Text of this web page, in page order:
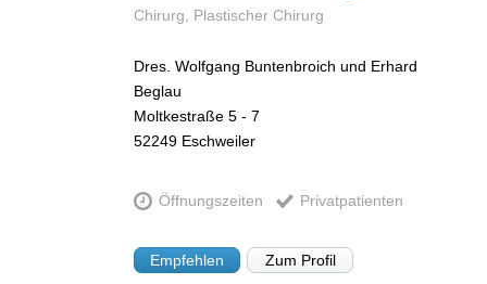
Chirurg, Plastischer Chirurg
Dres. Wolfgang Buntenbroich und Erhard
Beglau
Moltkestraße 5 - 7
52249 Eschweiler
Öffnungszeiten Privatpatienten
Empfehlen Zum Profil